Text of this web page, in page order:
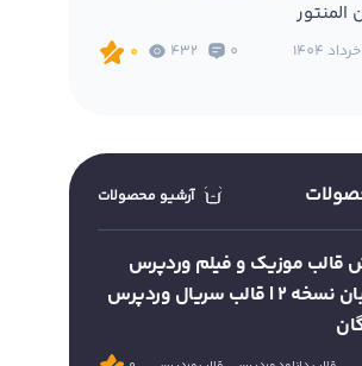
0
432
0
آرشیو محصولات
قالب موزیک و فیلم وردپرس
پارسبان نسخه 2 | قالب سریال وردپرس